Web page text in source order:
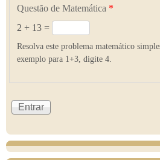
Questão de Matemática *
2 + 13 =
Resolva este problema matemático
exemplo para 1+3, digite 4.